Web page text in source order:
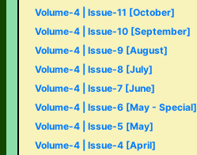
Volume-4 | Issue-11 [October]
Volume-4 | Issue-10 [September]
Volume-4 | Issue-9 [August]
Volume-4 | Issue-8 [July]
Volume-4 | Issue-7 [June]
Volume-4 | Issue-6 [May - Special]
Volume-4 | Issue-5 [May]
Volume-4 | Issue-4 [April]